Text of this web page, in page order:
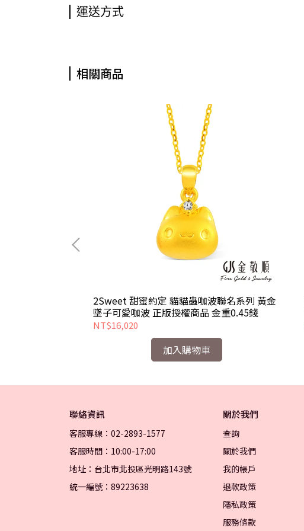
運送方式
相關商品
2Sweet 甜蜜約定 貓貓蟲咖波聯名系列 黃金
墜子可愛咖波 正版授權商品 金重0.45錢
NT$16,020
加入購物車
聯絡資訊
客服專線：02-2893-1577
客服時間：10:00-17:00
地址：台北市北投區光明路143號
統一編號：89223638
關於我們
查詢
關於我們
我的帳戶
退款政策
隱私政策
服務條款